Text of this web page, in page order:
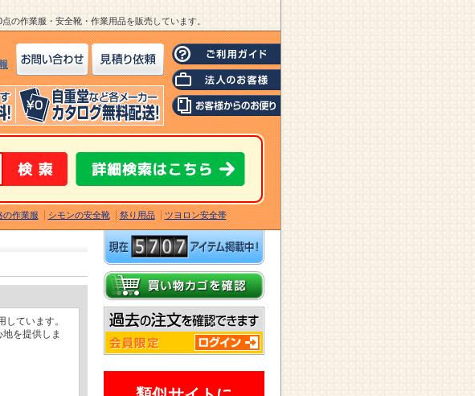
の作業服・安全靴・作業用品を販売しています。
の作業服 シモンの安全靴 祭り用品 ツヨロン安全帯
ています。
を提供しま